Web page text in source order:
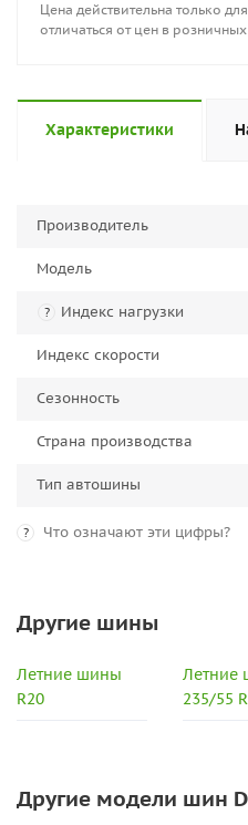
Цена действительна только
отличаться от цен в
Характеристики
Производитель
Модель
? Индекс нагрузки
Индекс скорости
Сезонность
Страна производства
Тип автошины
? Что означают эти цифры?
Другие шины
Летние шины
R20
Летние
235/55
Другие модели шин